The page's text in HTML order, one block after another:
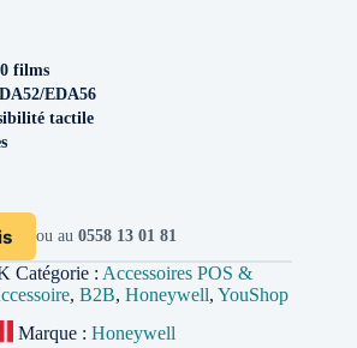
films
EDA56
tactile
ou au 0558 13 01 81
Catégorie : Accessoires POS &
, B2B, Honeywell, YouShop
Marque : Honeywell